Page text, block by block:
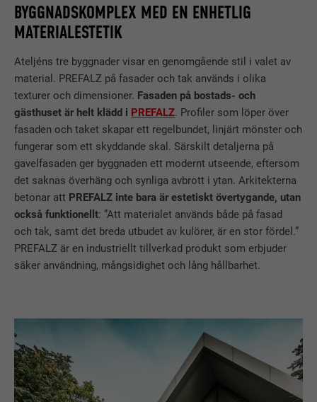
BYGGNADSKOMPLEX MED EN ENHETLIG
MATERIALESTETIK
Ateljéns tre byggnader visar en genomgående stil i valet av
material. PREFALZ på fasader och tak används i olika
texturer och dimensioner. Fasaden på bostads- och
gästhuset är helt klädd i PREFALZ. Profiler som löper över
fasaden och taket skapar ett regelbundet, linjärt mönster och
fungerar som ett skyddande skal. Särskilt detaljerna på
gavelfasaden ger byggnaden ett modernt utseende, eftersom
det saknas överhäng och synliga avbrott i ytan. Arkitekterna
betonar att PREFALZ inte bara är estetiskt övertygande, utan
också funktionellt: ”Att materialet används både på fasad
och tak, samt det breda utbudet av kulörer, är en stor fördel.”
PREFALZ är en industriellt tillverkad produkt som erbjuder
säker användning, mångsidighet och lång hållbarhet.